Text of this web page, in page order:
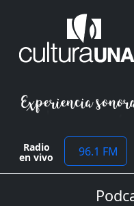
Radio
en vivo 96.1 FM